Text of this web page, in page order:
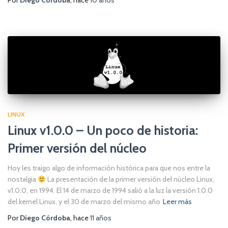
LINUX
Linux v1.0.0 – Un poco de historia:
Primer versión del núcleo
Hoy les traigo algo de información histórica para que nos entre la
nostalgia
La presentación de la primer versión del núcleo Linux,
v1.0.0, en 1994. El 14 de marzo de 1994 salió a la luz la versión 1.0.0
del kernel Linux, y el 30 de marzo del mismo año Leer más
PorDiego Córdoba, hace11 años